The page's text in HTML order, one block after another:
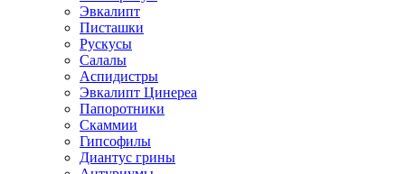
Эвкалипт
Писташки
Рускусы
Салалы
Аспидистры
Эвкалипт Цинереа
Папоротники
Скаммии
Гипсофилы
Диантус грины